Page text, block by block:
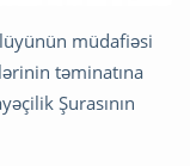
müdafiəsi
təminatına
Şurasının